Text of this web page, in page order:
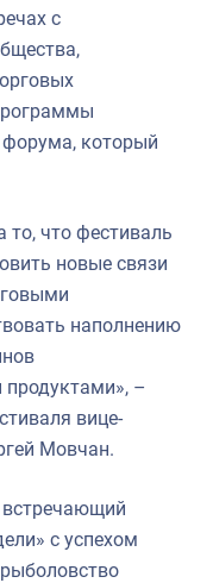
с
форума, который
то, что фестиваль
новые связи
наполнению
–
вице-
Мовчан.
встречающий
с успехом